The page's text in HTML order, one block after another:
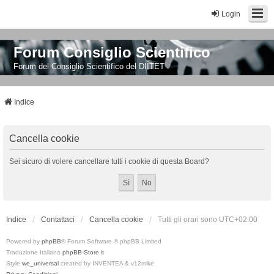
Login
Forum Consiglio Scientifico
Forum del Consiglio Scientifico del DIITET
Indice
Cancella cookie
Sei sicuro di volere cancellare tutti i cookie di questa Board?
Indice Contattaci Cancella cookie Tutti gli orari sono UTC+02:00
Powered by phpBB® Forum Software © phpBB Limited
Traduzione Italiana phpBB-Store.it
Style we_universal created by INVENTEA & v12mike